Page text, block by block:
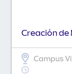
Creación de
Campus